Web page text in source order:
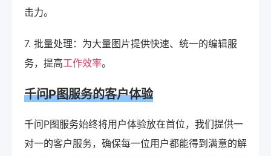
击力。
7. 批量处理：为大量图片提供快速、统一的编辑服
务，提高工作效率。
千问P图服务的客户体验
千问P图服务始终将用户体验放在首位，我们提供一
对一的客户服务，确保每一位用户都能得到满意的解